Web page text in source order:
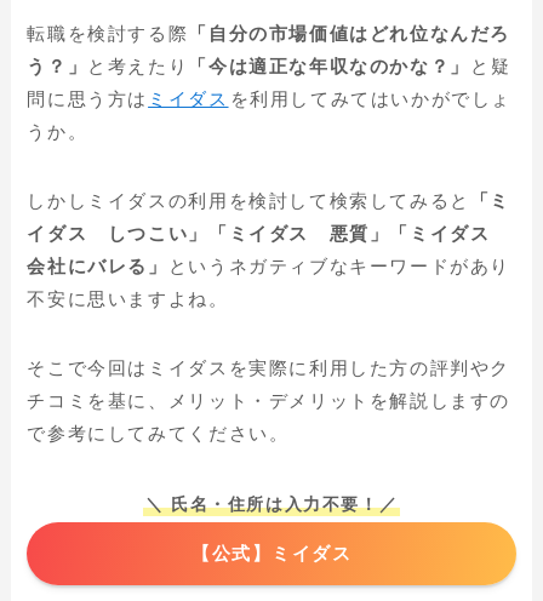
転職を検討する際
「自分の市場価値はどれ位なんだろ
う？」
と考えたり 「今は適正な年収なのかな？」
と疑
問に思う方は ミイダス を利用してみてはいかがでしょ
うか。
しかしミイダスの利用を検討して検索してみると
「ミ
イダス しつこい」「ミイダス 悪質」「ミイダス
会社にバレる」
というネガティブなキーワードがあり
不安に思いますよね。
そこで今回はミイダスを実際に利用した方の評判やク
チコミを基に、メリット・デメリットを解説しますの
で参考にしてみてください。
＼ 氏名・住所は入力不要！／
【公式】ミイダス